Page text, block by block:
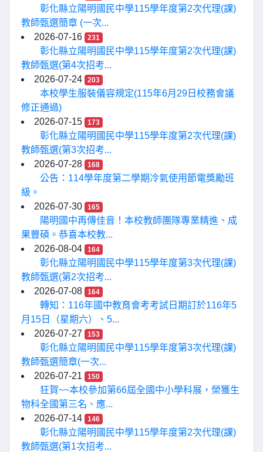
彰化縣立陽明國民中學115學年度第2次代理(課)
教師甄選簡章 (一次...
2026-07-16
231
彰化縣立陽明國民中學115學年度第2次代理(課)
教師甄選(第4次招考...
2026-07-24
203
本校學生服裝儀容規定(115年6月29日校務會議
修正通過)
2026-07-15
173
彰化縣立陽明國民中學115學年度第2次代理(課)
教師甄選(第3次招考...
2026-07-28
168
公告：114學年度第二學期冷氣使用節電獎勵班
級。
2026-07-30
165
陽明國中再傳佳音！本校教師團隊專業精進、成
果豐碩。恭喜本校教...
2026-08-04
164
彰化縣立陽明國民中學115學年度第3次代理(課)
教師甄選(第2次招考...
2026-07-08
164
轉知：116年國中教育會考考試日期訂於116年5
月15日（星期六）、5...
2026-07-27
153
彰化縣立陽明國民中學115學年度第3次代理(課)
教師甄選簡章(一次...
2026-07-21
150
狂賀~~本校參加第66屆全國中小學科展，榮獲生
物科全國第三名、應...
2026-07-14
146
彰化縣立陽明國民中學115學年度第2次代理(課)
教師甄選(第1次招考...